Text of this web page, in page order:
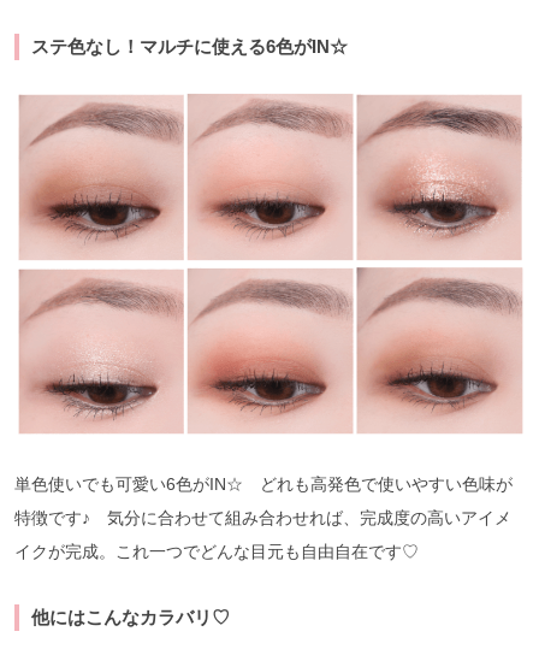
ステ色なし！マルチに使える6色がIN☆
単色使いでも可愛い6色がIN☆ どれも高発色で使いやすい色味が
特徴です♪ 気分に合わせて組み合わせれば、完成度の高いアイメ
イクが完成。これ一つでどんな目元も自由自在です♡
他にはこんなカラバリ♡